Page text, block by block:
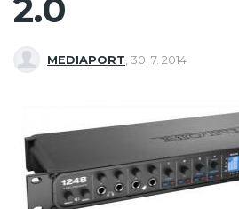
2.0
MEDIAPORT 30. 7. 2014